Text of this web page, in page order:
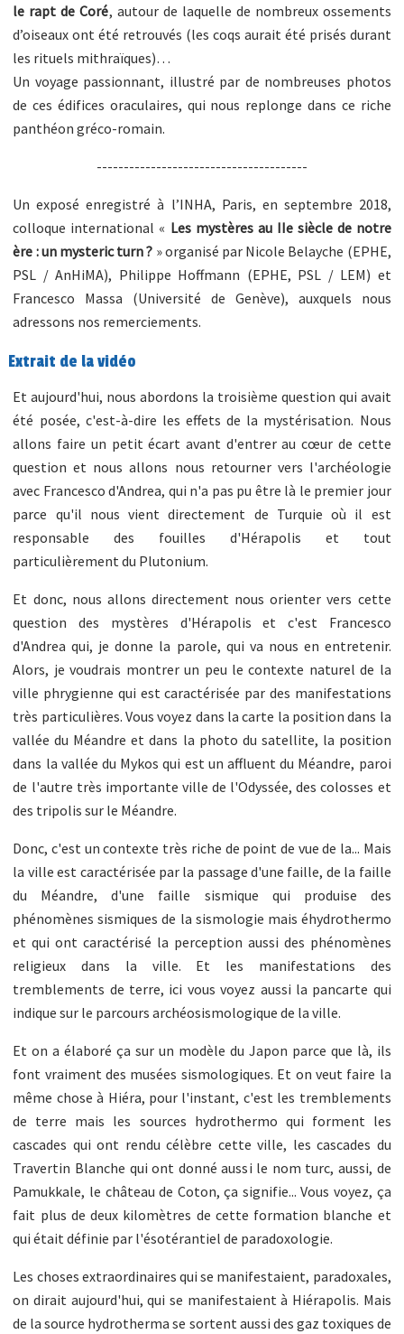
le rapt de Coré, autour de laquelle de nombreux ossements
d’oiseaux ont été retrouvés (les coqs aurait été prisés durant
les rituels mithraïques)…
Un voyage passionnant, illustré par de nombreuses photos
de ces édifices oraculaires, qui nous replonge dans ce riche
panthéon gréco-romain.
---------------------------------------
Un exposé enregistré à l’INHA, Paris, en septembre 2018,
colloque international « Les mystères au IIe siècle de notre
ère : un mysteric turn ? » organisé par Nicole Belayche (EPHE,
PSL / AnHiMA), Philippe Hoffmann (EPHE, PSL / LEM) et
Francesco Massa (Université de Genève), auxquels nous
adressons nos remerciements.
Extrait de la vidéo
Et aujourd'hui, nous abordons la troisième question qui avait
été posée, c'est-à-dire les effets de la mystérisation. Nous
allons faire un petit écart avant d'entrer au cœur de cette
question et nous allons nous retourner vers l'archéologie
avec Francesco d'Andrea, qui n'a pas pu être là le premier jour
parce qu'il nous vient directement de Turquie où il est
responsable des fouilles d'Hérapolis et tout
particulièrement du Plutonium.
Et donc, nous allons directement nous orienter vers cette
question des mystères d'Hérapolis et c'est Francesco
d'Andrea qui, je donne la parole, qui va nous en entretenir.
Alors, je voudrais montrer un peu le contexte naturel de la
ville phrygienne qui est caractérisée par des manifestations
très particulières. Vous voyez dans la carte la position dans la
vallée du Méandre et dans la photo du satellite, la position
dans la vallée du Mykos qui est un affluent du Méandre, paroi
de l'autre très importante ville de l'Odyssée, des colosses et
des tripolis sur le Méandre.
Donc, c'est un contexte très riche de point de vue de la... Mais
la ville est caractérisée par la passage d'une faille, de la faille
du Méandre, d'une faille sismique qui produise des
phénomènes sismiques de la sismologie mais éhydrothermo
et qui ont caractérisé la perception aussi des phénomènes
religieux dans la ville. Et les manifestations des
tremblements de terre, ici vous voyez aussi la pancarte qui
indique sur le parcours archéosismologique de la ville.
Et on a élaboré ça sur un modèle du Japon parce que là, ils
font vraiment des musées sismologiques. Et on veut faire la
même chose à Hiéra, pour l'instant, c'est les tremblements
de terre mais les sources hydrothermo qui forment les
cascades qui ont rendu célèbre cette ville, les cascades du
Travertin Blanche qui ont donné aussi le nom turc, aussi, de
Pamukkale, le château de Coton, ça signifie... Vous voyez, ça
fait plus de deux kilomètres de cette formation blanche et
qui était définie par l'ésotérantiel de paradoxologie.
Les choses extraordinaires qui se manifestaient, paradoxales,
on dirait aujourd'hui, qui se manifestaient à Hiérapolis. Mais
de la source hydrotherma se sortent aussi des gaz toxiques de